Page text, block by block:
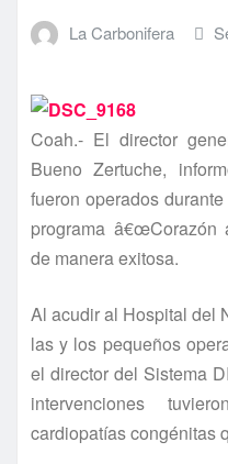
La Carbonifera
Coah.- El director
Bueno Zertuche,
fueron operados
programa â€œCorazón
de manera exitosa.
Al acudir al Hospital del
las y los pequeños
el director del Sistema
intervenciones
cardiopatí­as congénitas